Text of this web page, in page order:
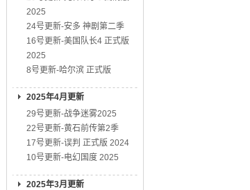
2025
24号更新-安多 神剧第二季
16号更新-美国队长4 正式版
2025
8号更新-哈尔滨 正式版
2025年4月更新
29号更新-战争迷雾2025
22号更新-黄石前传第2季
17号更新-误判 正式版 2024
10号更新-电幻国度 2025
2025年3月更新